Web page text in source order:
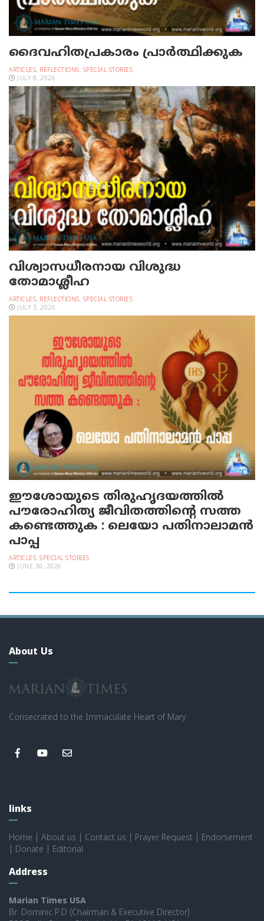
ദൈവഹിതപ്രകാരം പ്രാര്‍ത്ഥിക്കുക
ARTICLES, REFLECTIONS, SPECIAL STORIES
JULY 8, 2026
വിശ്വാസധീരനായ വിശുദ്ധ
തോമാശ്ലീഹ
ARTICLES, REFLECTIONS, SPECIAL STORIES
JULY 3, 2026
ഈശോയുടെ തിരുഹൃദയത്തിൽ
പൗരോഹിത്യ ജീവിതത്തിൻ്റെ സത്ത
കണ്ടെത്തുക : ലെയോ പതിനാലാമൻ
പാപ്പ
ARTICLES, SPECIAL STORIES
JUNE 30, 2026
About Us
Consecrated to the Immaculate Heart of Mary
links
Home About us Contact us Prayer Request
Endorsement
Donate Editorial
Address
Marian Times USA
Br. Dominic P.D (Chairman & Executive Director)